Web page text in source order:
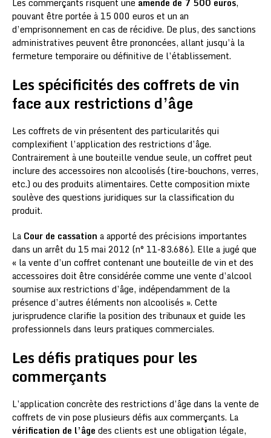
pouvant être portée à 15 000 euros et un an
d’emprisonnement en cas de récidive. De plus, des sanctions
administratives peuvent être prononcées, allant jusqu’à la
fermeture temporaire ou définitive de l’établissement.
Les spécificités des coffrets de vin
face aux restrictions d’âge
Les coffrets de vin présentent des particularités qui
complexifient l’application des restrictions d’âge.
Contrairement à une bouteille vendue seule, un coffret peut
inclure des accessoires non alcoolisés (tire-bouchons, verres,
etc.) ou des produits alimentaires. Cette composition mixte
soulève des questions juridiques sur la classification du
produit.
La Cour de cassation a apporté des précisions importantes
dans un arrêt du 15 mai 2012 (n° 11-83.686). Elle a jugé que
« la vente d’un coffret contenant une bouteille de vin et des
accessoires doit être considérée comme une vente d’alcool
soumise aux restrictions d’âge, indépendamment de la
présence d’autres éléments non alcoolisés ». Cette
jurisprudence clarifie la position des tribunaux et guide les
professionnels dans leurs pratiques commerciales.
Les défis pratiques pour les
commerçants
L’application concrète des restrictions d’âge dans la vente de
coffrets de vin pose plusieurs défis aux commerçants. La
vérification de l’âge des clients est une obligation légale,